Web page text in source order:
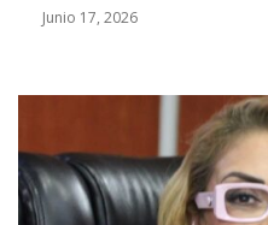
Junio 17, 2026